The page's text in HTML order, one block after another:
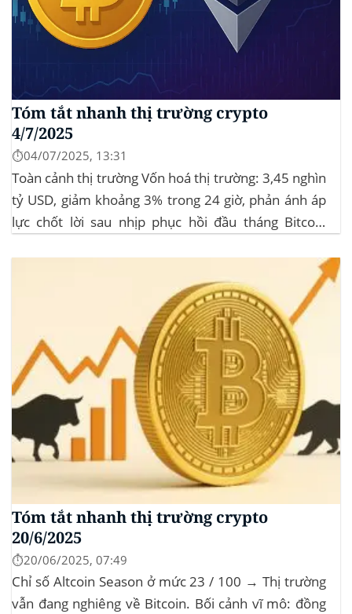
Tóm tắt nhanh thị trường crypto
4/7/2025
⏱️04/07/2025, 13:31
Toàn cảnh thị trường Vốn hoá thị trường: 3,45 nghìn
tỷ USD, giảm khoảng 3% trong 24 giờ, phản ánh áp
lực chốt lời sau nhịp phục hồi đầu tháng‍ Bitcoin
Tóm tắt nhanh thị trường crypto
20/6/2025
⏱️20/06/2025, 07:49
Chỉ số Altcoin Season ở mức 23 / 100 → Thị trường
vẫn đang nghiêng về Bitcoin. Bối cảnh vĩ mô: đồng